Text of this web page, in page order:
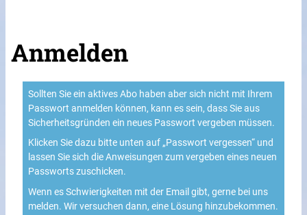
Anmelden
Sollten Sie ein aktives Abo haben aber sich nicht mit Ihrem
Passwort anmelden können, kann es sein, dass Sie aus
Sicherheitsgründen ein neues Passwort vergeben müssen.
Klicken Sie dazu bitte unten auf „Passwort vergessen“ und
lassen Sie sich die Anweisungen zum vergeben eines neuen
Passworts zuschicken.
Wenn es Schwierigkeiten mit der Email gibt, gerne bei uns
melden. Wir versuchen dann, eine Lösung hinzubekommen.